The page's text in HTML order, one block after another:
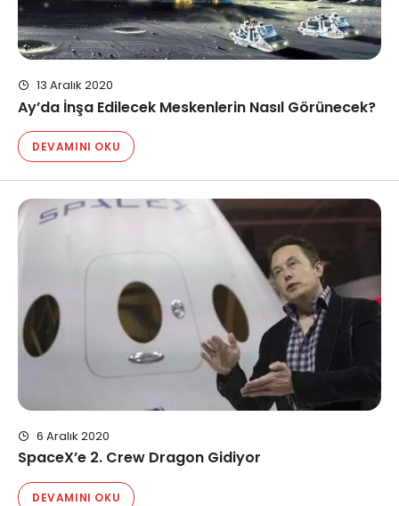
13 Aralık 2020
Ay’da İnşa Edilecek Meskenlerin Nasıl Görünecek?
DEVAMINI OKU
6 Aralık 2020
SpaceX’e 2. Crew Dragon Gidiyor
DEVAMINI OKU